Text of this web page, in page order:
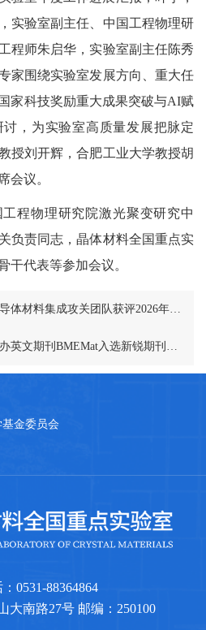
实验室副主任、中国工程物理研
程师朱启华，实验室副主任陈秀
家围绕实验室发展方向、重大任
家科技奖励重大成果突破与AI赋
，为实验室高质量发展把脉定
授刘开辉，合肥工业大学教授胡
会议。
程物理研究院激光聚变研究中
负责同志，晶体材料全国重点实
干代表等参加会议。
成攻关团队获评2026年度中国青年五四奖章集体
刊BMEMat入选新锐期刊分区表1区Top期刊
基金委员会
0531-88364864
大南路27号 邮编：250100